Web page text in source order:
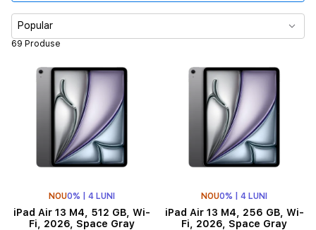
Culoare
Diagonala ecranului
Memorie
69 Produse
Popular
NOU0% | 4 LUNI
iPad Air 13 M4, 512 GB, Wi-
Fi, 2026, Space Gray
NOU0% | 4 LUNI
iPad Air 13 M4, 256 GB, Wi-
Fi, 2026, Space Gray